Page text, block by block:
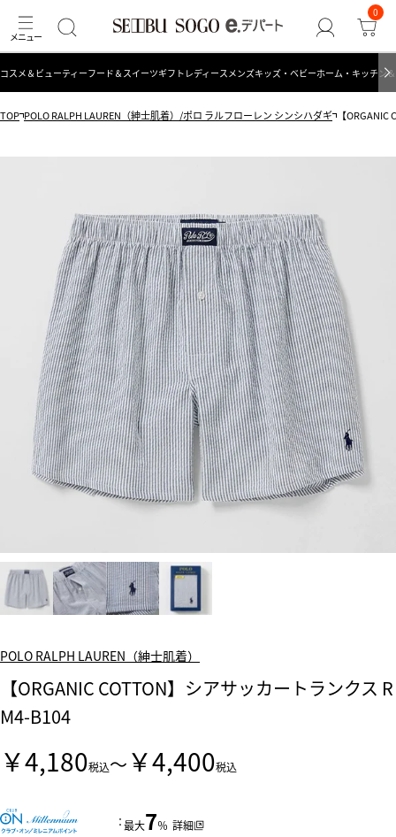
0
コスメ＆ビューティーフード＆スイーツギフト レディース メンズキッズ・ベビーホーム・キッチン
TOP POLO RALPH LAUREN（紳士肌着）/ポロ ラルフローレン シンシハダギ 【
POLO RALPH LAUREN（紳士肌着）
【ORGANIC COTTON】シアサッカートランクス R
M4-B104
￥4,180税込～ ￥4,400税込
：最大7％ 詳細